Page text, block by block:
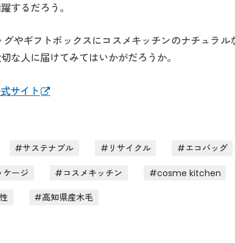
するだろう。
やギフトボックスにコスメキッチンのナチュラル
な人に届けてみてはいかがだろうか。
サイト
サステナブル リサイクル エコバッグ
ケージ コスメキッチン cosme kitchen
高知県産木毛